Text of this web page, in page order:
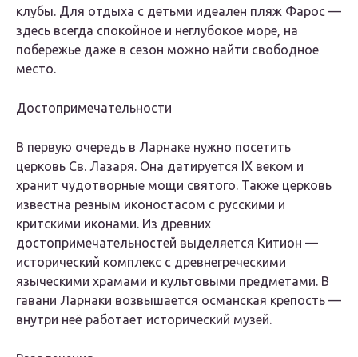
клубы. Для отдыха с детьми идеален пляж Фарос —
здесь всегда спокойное и неглубокое море, на
побережье даже в сезон можно найти свободное
место.
Достопримечательности
В первую очередь в Ларнаке нужно посетить
церковь Св. Лазаря. Она датируется IX веком и
хранит чудотворные мощи святого. Также церковь
известна резным иконостасом с русскими и
критскими иконами. Из древних
достопримечательностей выделяется Китион —
исторический комплекс с древнегреческими
языческими храмами и культовыми предметами. В
гавани Ларнаки возвышается османская крепость —
внутри неё работает исторический музей.